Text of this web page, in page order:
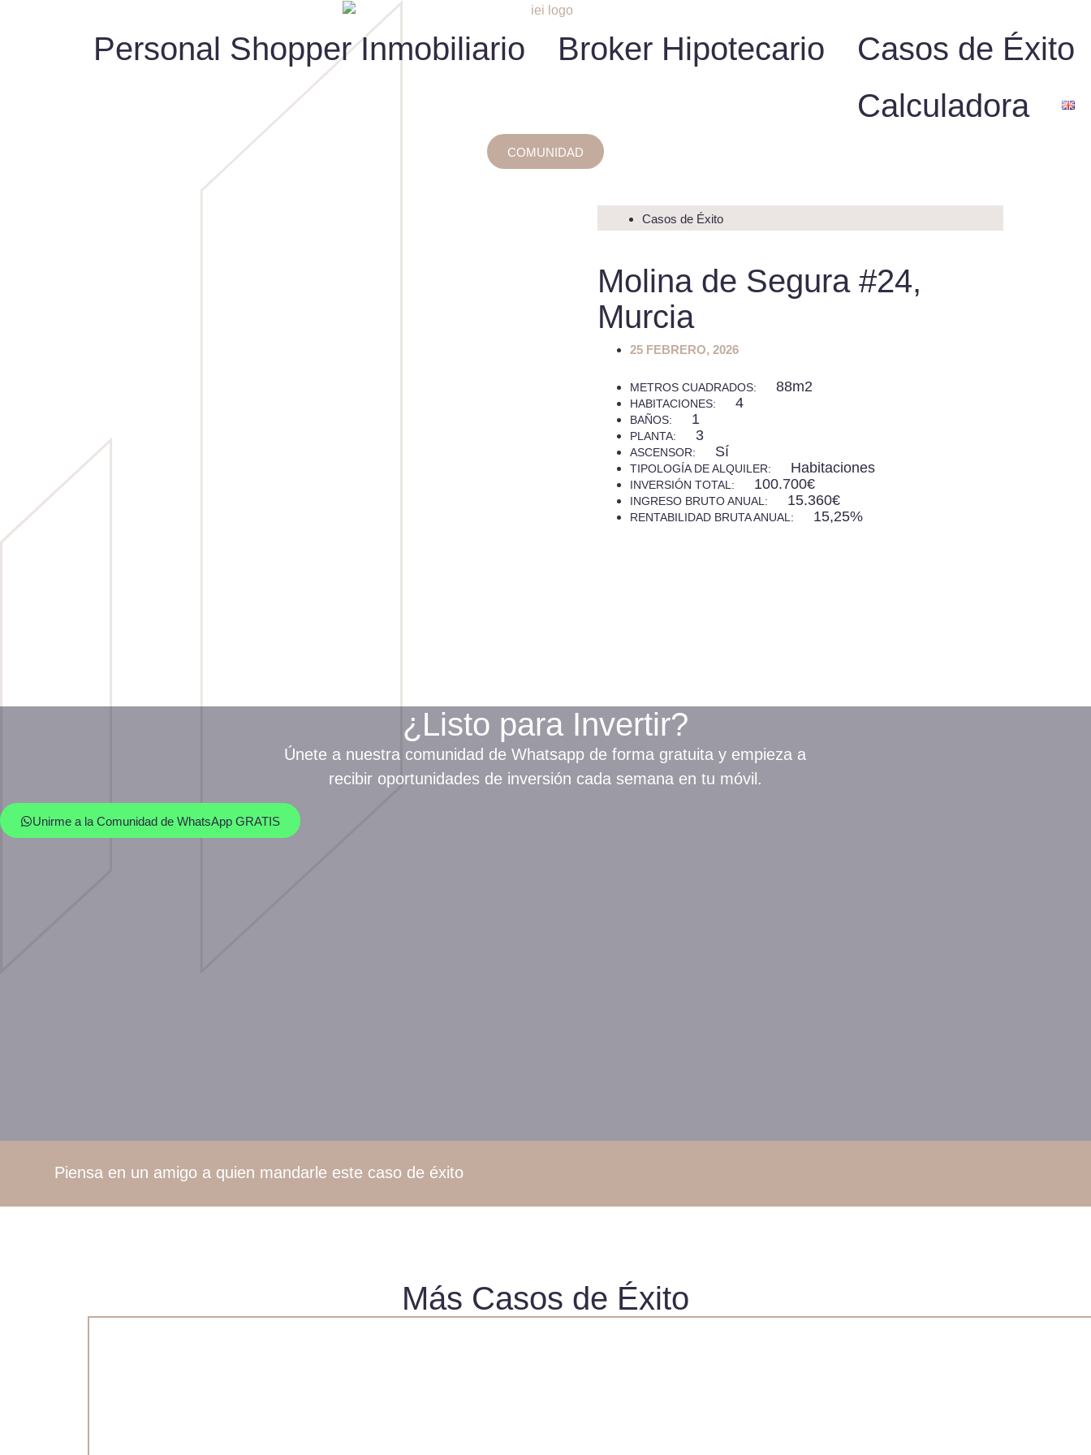
Personal Shopper Inmobiliario Broker Hipotecario
Casos de Éxito
Calculadora
COMUNIDAD
Casos de Éxito
Molina de Segura #24,
Murcia
25 FEBRERO, 2026
METROS CUADRADOS: 88m2
HABITACIONES: 4
BAÑOS: 1
PLANTA: 3
ASCENSOR: Sí
TIPOLOGÍA DE ALQUILER: Habitaciones
INVERSIÓN TOTAL: 100.700€
INGRESO BRUTO ANUAL: 15.360€
RENTABILIDAD BRUTA ANUAL: 15,25%
¿Listo para Invertir?
Únete a nuestra comunidad de Whatsapp de forma gratuita y empieza a
recibir oportunidades de inversión cada semana en tu móvil.
Unirme a la Comunidad de WhatsApp GRATIS
Piensa en un amigo a quien mandarle este caso de éxito
Más Casos de Éxito